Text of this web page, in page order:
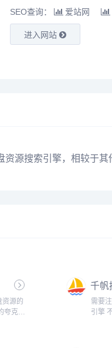
SEO查询：
爱站网
进入网站
资源搜索引擎，相较于
源的
千帆
需要
引擎